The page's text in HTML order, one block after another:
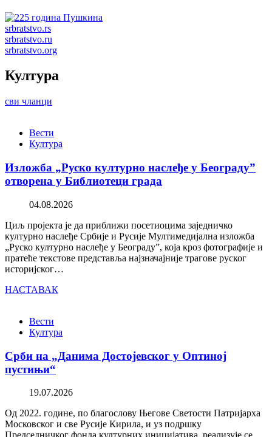
srbratstvo.rs
srbratstvo.ru
srbratstvo.org
Култура
сви чланци
Вести
Култура
Изложба „Руско културно наслеђе у Београду”
отворена у Библиотеци града
04.08.2026
Циљ пројекта је да приближи посетиоцима заједничко
културно наслеђе Србије и Русије Мултимедијална изложба
„Руско културно наслеђе у Београду”, која кроз фотографије и
пратеће текстове представља најзначајније трагове руског
историјског…
НАСТАВАК
Вести
Култура
Срби на „Данима Достојевског у Оптиној
пустињи“
19.07.2026
Од 2022. године, по благослову Његове Светости Патријарха
Московског и све Русије Кирила, и уз подршку